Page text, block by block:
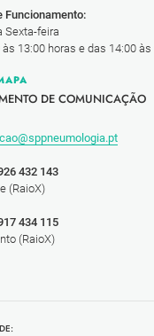
Funcionamento:
Sexta-feira
às 13:00 horas e das 14:00 às
DE COMUNICAÇÃO
432 143
(RaioX)
434 115
(RaioX)